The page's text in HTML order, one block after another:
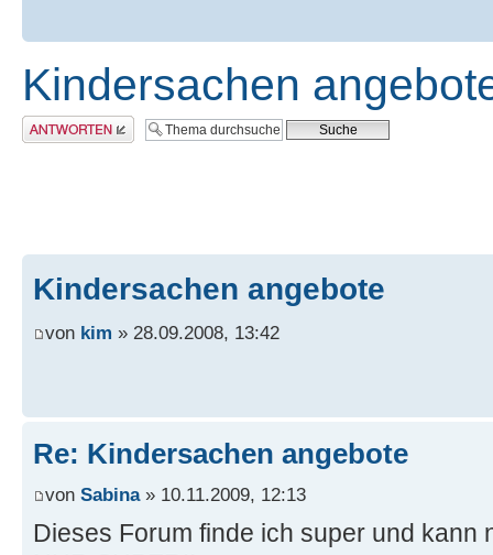
Kindersachen
Antwort erstellen
Kindersachen angebote
von kim » 28.09.2008, 13:42
Re: Kindersachen angebote
von Sabina» 10.11.2009, 12:13
Dieses Forum finde ich super und kann